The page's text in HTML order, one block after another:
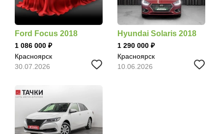
Ford Focus 2018
1 086 000
Красноярск
30.07.2026
Hyundai Solaris 2018
1 290 000
Красноярск
10.06.2026